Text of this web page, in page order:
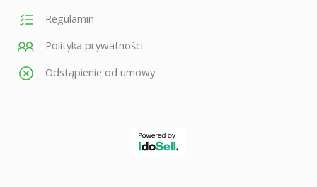
Regulamin
Polityka prywatności
Odstąpienie od umowy